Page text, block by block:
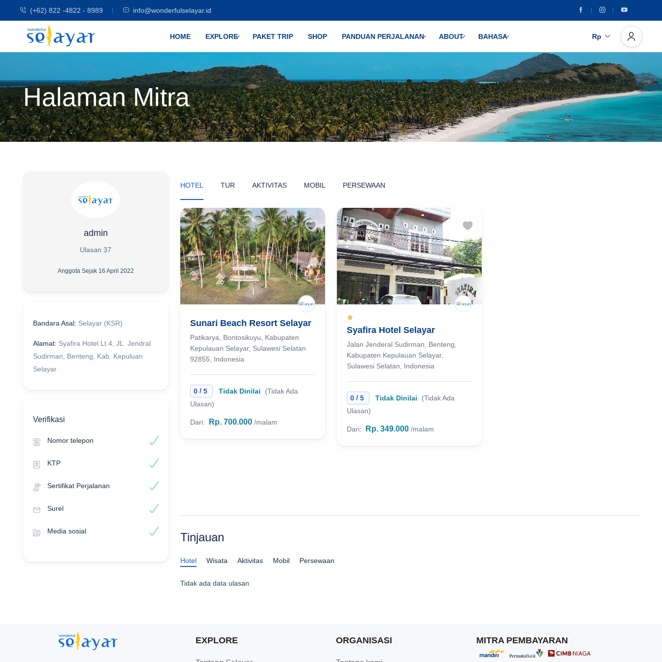
(+62) 822 -4822 - 8989 info@wonderfulselayar.id
HOME EXPLORE PAKET TRIP SHOP PANDUAN PERJALANAN ABOUT BAHASA Rp
Halaman Mitra
admin
Ulasan 37
Anggota Sejak 16 April 2022
Bandara Asal: Selayar (KSR)
Alamat: Syafira Hotel Lt.4, JL. Jendral
Sudirman, Benteng, Kab. Kepuluan
Selayar
Verifikasi
Nomor telepon
KTP
Sertifikat Perjalanan
Surel
Media sosial
HOTEL TUR AKTIVITAS MOBIL PERSEWAAN
Sunari Beach Resort Selayar
Patikarya, Bontosikuyu, Kabupaten
Kepulauan Selayar, Sulawesi Selatan
92855, Indonesia
0 /5 Tidak Dinilai
(Tidak Ada
Ulasan)
Dari: Rp. 700.000 /malam
Syafira Hotel Selayar
Jalan Jenderal Sudirman, Benteng,
Kabupaten Kepulauan Selayar,
Sulawesi Selatan, Indonesia
0 /5 Tidak Dinilai
(Tidak Ada
Ulasan)
Dari: Rp. 349.000 /malam
Tinjauan
Hotel Wisata Aktivitas Mobil Persewaan
Tidak ada data ulasan
EXPLORE ORGANISASI MITRA PEMBAYARAN